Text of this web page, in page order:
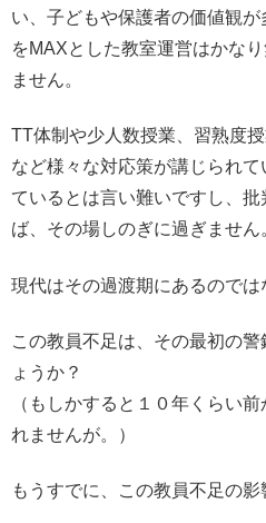
い、子どもや保護者の価値観
をMAXとした教室運営はかな
ません。
TT体制や少人数授業、習熟度
など様々な対応策が講じられ
ているとは言い難いですし、
ば、その場しのぎに過ぎません
現代はその過渡期にあるのでは
この教員不足は、その最初の
ょうか？
（もしかすると１０年くらい
れませんが。）
もうすでに、この教員不足の影